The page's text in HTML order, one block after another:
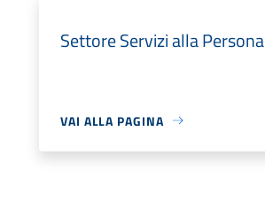
Settore Servizi alla Persona
VAI ALLA PAGINA